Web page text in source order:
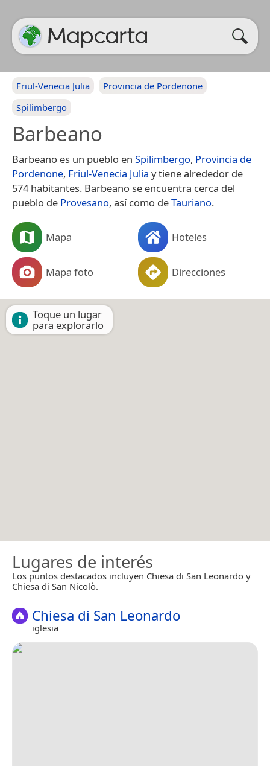
Friul-Venecia Julia
Provincia de Pordenone
Spilimbergo
Barbeano
Barbeano es un pueblo en Spilimbergo, Provincia de
Pordenone, Friul-Venecia Julia y tiene alrededor de
574 habitantes. Barbeano se encuentra cerca del
pueblo de Provesano, así como deTauriano.
Mapa Hoteles
Mapa foto Direcciones
Toque un lugar
para explorarlo
Lugares de interés
Los puntos destacados incluyen Chiesa di San Leonardo y
Chiesa di San Nicolò.
Chiesa di San Leonardo
iglesia